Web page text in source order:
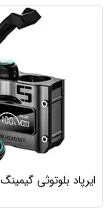
ایرپاد بلوتوثی گیمینگ DAMIX M25